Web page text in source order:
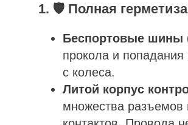
1. 🛡️ Полная
Беспортовые шины
прокола и
с колеса.
Литой корпус
множества разъемов